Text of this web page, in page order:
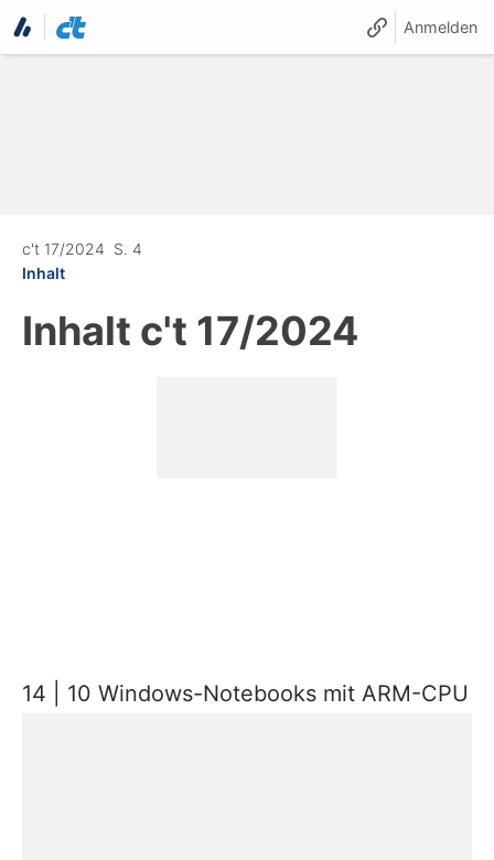
Anmelden
c't 17/2024 S. 4
Inhalt
Inhalt c't 17/2024
14 | 10 Windows-Notebooks mit ARM-CPU